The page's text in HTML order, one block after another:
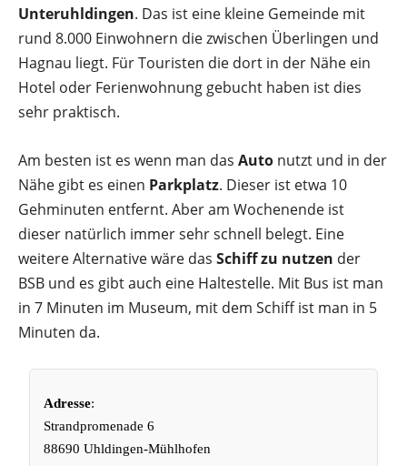
Unteruhldingen. Das ist eine kleine Gemeinde mit
rund 8.000 Einwohnern die zwischen Überlingen und
Hagnau liegt. Für Touristen die dort in der Nähe ein
Hotel oder Ferienwohnung gebucht haben ist dies
sehr praktisch.
Am besten ist es wenn man das Auto nutzt und in der
Nähe gibt es einen Parkplatz. Dieser ist etwa 10
Gehminuten entfernt. Aber am Wochenende ist
dieser natürlich immer sehr schnell belegt. Eine
weitere Alternative wäre das Schiffzu nutzen der
BSB und es gibt auch eine Haltestelle. Mit Bus ist man
in 7 Minuten im Museum, mit dem Schiff ist man in 5
Minuten da.
Adresse:
Strandpromenade 6
88690 Uhldingen-Mühlhofen